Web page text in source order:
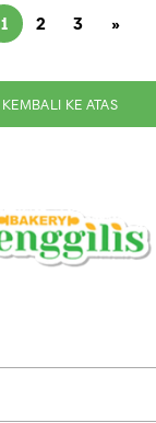
1 2 3 »
KEMBALI KE ATAS